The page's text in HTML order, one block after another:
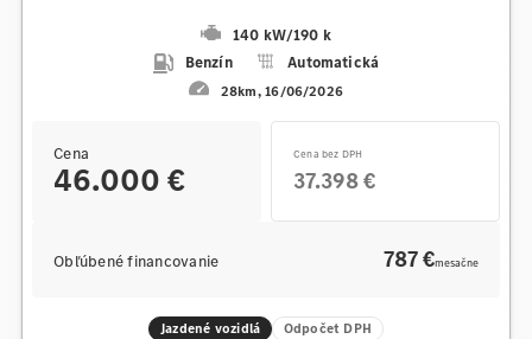
140 kW/190 k
Benzín
Automatická
28km 16/06/2026
Cena
46.000 €
Cena bez DPH
37.398 €
Obľúbené financovanie 787 €mesačne
Jazdené vozidlá Odpočet DPH